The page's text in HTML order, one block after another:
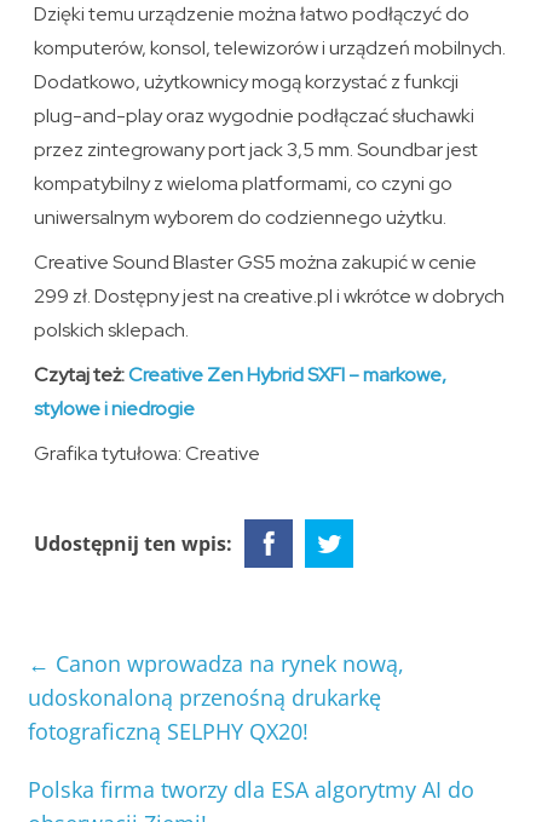
Dzięki temu urządzenie można łatwo podłączyć do
komputerów, konsol, telewizorów i urządzeń mobilnych.
Dodatkowo, użytkownicy mogą korzystać z funkcji
plug-and-play oraz wygodnie podłączać słuchawki
przez zintegrowany port jack 3,5 mm. Soundbar jest
kompatybilny z wieloma platformami, co czyni go
uniwersalnym wyborem do codziennego użytku.
Creative Sound Blaster GS5 można zakupić w cenie
299 zł. Dostępny jest na creative.pl i wkrótce w dobrych
polskich sklepach.
Czytaj też:Creative Zen Hybrid SXFI – markowe,
stylowe i niedrogie
Grafika tytułowa: Creative
Udostępnij ten wpis:
← Canon wprowadza na rynek nową,
udoskonaloną przenośną drukarkę
fotograficzną SELPHY QX20!
Polska firma tworzy dla ESA algorytmy AI do